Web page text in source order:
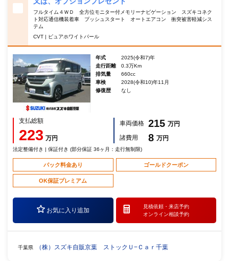
フルタイム４ＷＤ 全方位モニター付メモリーナビゲーション スズキコネク
ト対応通信機装着車 プッシュスタート オートエアコン 衝突被害軽減シス
テム
CVT | ピュアホワイトパール
年式
2025(令和7)年
走行距離
0.3万Km
排気量
660cc
車検
2028(令和10)年11月
修復歴
なし
支払総額
223 万円
車両価格 215 万円
諸費用
8 万円
法定整備付き | 保証付き (部分保証 36ヶ月：走行無制限)
パック料金あり ゴールドクーポン
OK保証プレミアム
お気に入り追加
見積依頼・ 来店予約
オンライン相談予約
千葉県 （株）スズキ自販京葉 ストックＵ−Ｃａｒ千葉